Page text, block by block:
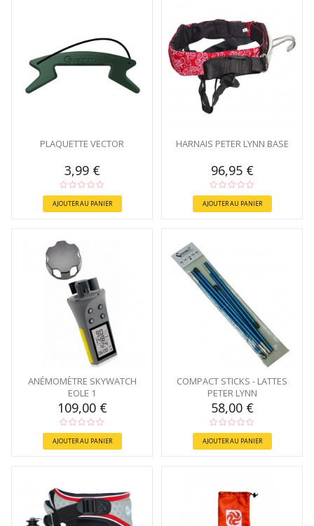
PLAQUETTE VECTOR
3,99 €
AJOUTER AU PANIER
HARNAIS PETER LYNN BASE
96,95 €
AJOUTER AU PANIER
ANÉMOMÈTRE SKYWATCH
EOLE 1
109,00 €
AJOUTER AU PANIER
COMPACT STICKS - LATTES
PETER LYNN
58,00 €
AJOUTER AU PANIER